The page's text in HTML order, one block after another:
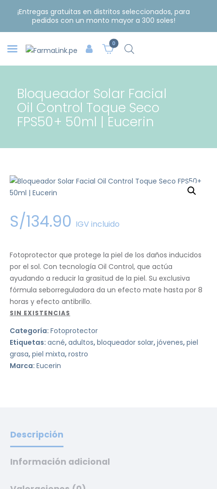
¡Entregas gratuitas en distritos seleccionados, para
pedidos con un monto mayor a 300 soles!
0
Bloqueador Solar Facial
Oil Control Toque Seco
FPS50+ 50ml | Eucerin
S/134.90 IGV incluido
Fotoprotector que protege la piel de los daños inducidos
por el sol. Con tecnología Oil Control, que actúa
ayudando a reducir la grasitud de la piel. Su exclusiva
fórmula seborreguladora da un efecto mate hasta por 8
horas y efecto antibrillo.
SIN EXISTENCIAS
Categoría: Fotoprotector
Etiquetas: acné, adultos, bloqueador solar, jóvenes, piel
grasa, piel mixta, rostro
Marca: Eucerin
Descripción
Información adicional